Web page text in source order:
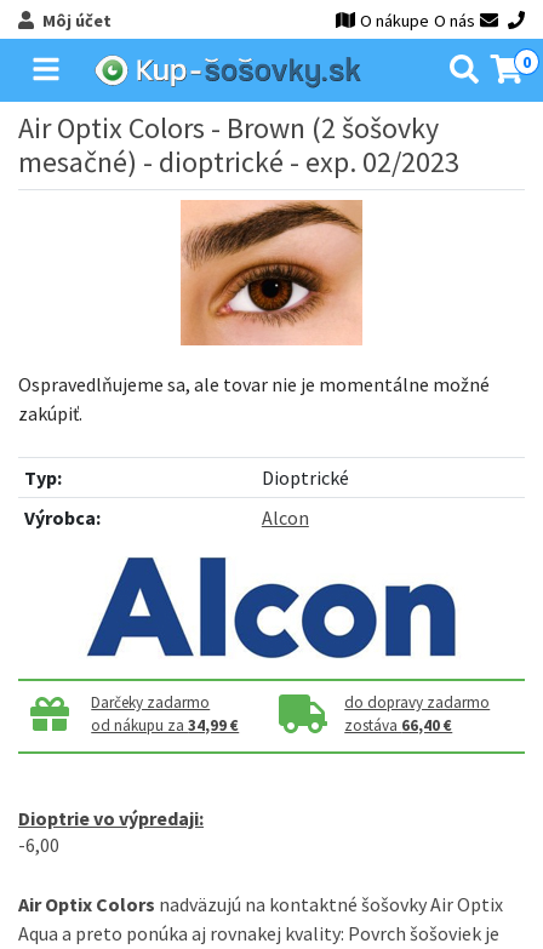
Môj účet O nákupe O nás
0
Air Optix Colors - Brown (2 šošovky
mesačné) - dioptrické - exp. 02/2023
Ospravedlňujeme sa, ale tovar nie je momentálne možné
zakúpiť.
Typ:
Dioptrické
Výrobca:
Alcon
Darčeky zadarmo
od nákupu za34,99 €
do dopravy zadarmo
zostáva 66,40 €
Dioptrie vo výpredaji:
-6,00
Air Optix Colors nadväzujú na kontaktné šošovky Air Optix
Aqua a preto ponúka aj rovnakej kvality: Povrch šošoviek je